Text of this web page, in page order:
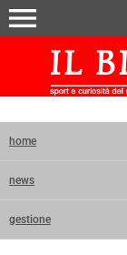
menu
home
news
gestione